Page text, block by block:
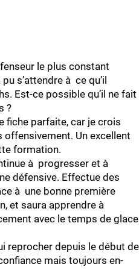
le plus constant
s’attendre à ce qu’il
Est-ce possible qu’il ne fait
?
fiche parfaite, car je crois
offensivement. Un excellent
formation.
à progresser et à
défensive. Effectue des
à une bonne première
et saura apprendre à
avec le temps de glace
reprocher depuis le début de
mais toujours en-